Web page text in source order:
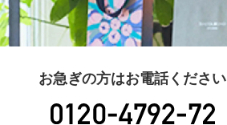
お急ぎの方はお電話ください